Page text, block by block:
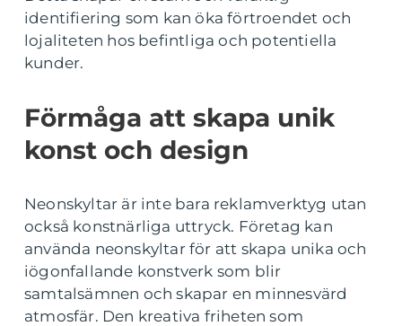
identifiering som kan öka förtroendet och
lojaliteten hos befintliga och potentiella
kunder.
Förmåga att skapa unik
konst och design
Neonskyltar är inte bara reklamverktyg utan
också konstnärliga uttryck. Företag kan
använda neonskyltar för att skapa unika och
iögonfallande konstverk som blir
samtalsämnen och skapar en minnesvärd
atmosfär. Den kreativa friheten som